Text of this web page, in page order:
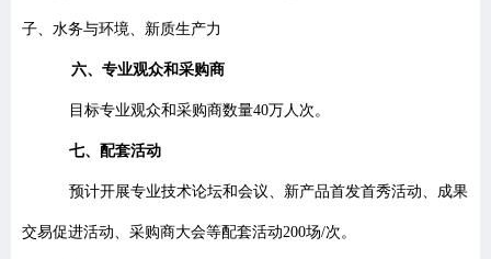
子、水务与环境、新质生产力
六、专业观众和采购商
目标专业观众和采购商数量40万人次。
七、配套活动
预计开展专业技术论坛和会议、新产品首发首秀活动、 成果
交易促进活动、采购商大会等配套活动200场/次。